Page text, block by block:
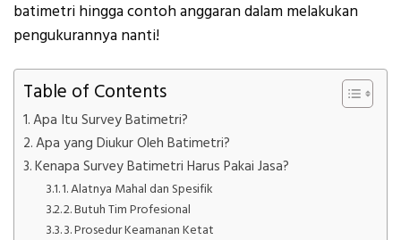
batimetri hingga contoh anggaran dalam melakukan
pengukurannya nanti!
Table of Contents
Apa Itu Survey Batimetri?
Apa yang Diukur Oleh Batimetri?
Kenapa Survey Batimetri Harus Pakai Jasa?
1. Alatnya Mahal dan Spesifik
2. Butuh Tim Profesional
3. Prosedur Keamanan Ketat